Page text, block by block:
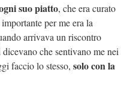
suo piatto, che era curato
per me era la
arrivava un riscontro
che sentivano me nei
faccio lo stesso, solo con la